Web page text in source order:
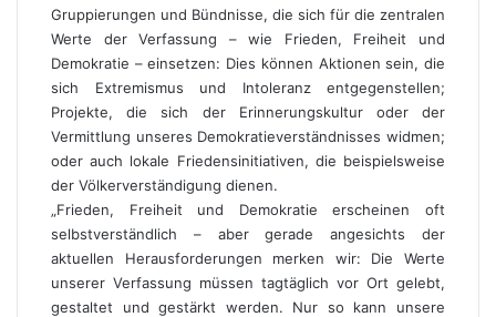
Gruppierungen und Bündnisse, die sich für die zentralen
Werte der Verfassung – wie Frieden, Freiheit und
Demokratie – einsetzen: Dies können Aktionen sein, die
sich Extremismus und Intoleranz entgegenstellen;
Projekte, die sich der Erinnerungskultur oder der
Vermittlung unseres Demokratieverständnisses widmen;
oder auch lokale Friedensinitiativen, die beispielsweise
der Völkerverständigung dienen.
„Frieden, Freiheit und Demokratie erscheinen oft
selbstverständlich – aber gerade angesichts der
aktuellen Herausforderungen merken wir: Die Werte
unserer Verfassung müssen tagtäglich vor Ort gelebt,
gestaltet und gestärkt werden. Nur so kann unsere